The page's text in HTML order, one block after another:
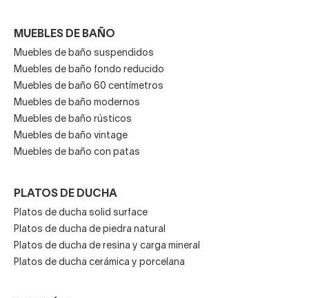
MUEBLES DE BAÑO
Muebles de baño suspendidos
Muebles de baño fondo reducido
Muebles de baño 60 centímetros
Muebles de baño modernos
Muebles de baño rústicos
Muebles de baño vintage
Muebles de baño con patas
PLATOS DE DUCHA
Platos de ducha solid surface
Platos de ducha de piedra natural
Platos de ducha de resina y carga mineral
Platos de ducha cerámica y porcelana